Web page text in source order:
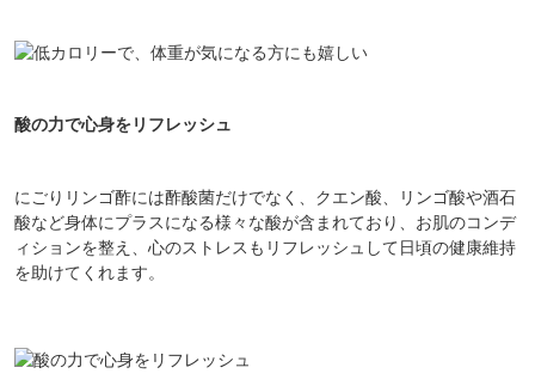
酸の力で心身をリフレッシュ
にごりリンゴ酢には酢酸菌だけでなく、クエン酸、リンゴ酸や酒石
酸など身体にプラスになる様々な酸が含まれており、お肌のコンデ
ィションを整え、心のストレスもリフレッシュして日頃の健康維持
を助けてくれます。